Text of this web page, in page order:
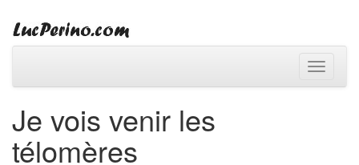
Toggle
Je vois venir les
télomères